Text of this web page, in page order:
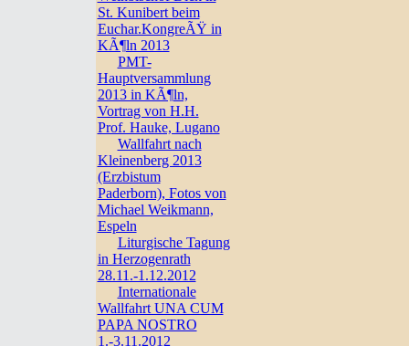
St. Kunibert beim
Euchar.KongreÃŸ in
KÃ¶ln 2013
PMT-
Hauptversammlung
2013 in KÃ¶ln,
Vortrag von H.H.
Prof. Hauke, Lugano
Wallfahrt nach
Kleinenberg 2013
(Erzbistum
Paderborn), Fotos von
Michael Weikmann,
Espeln
Liturgische Tagung
in Herzogenrath
28.11.-1.12.2012
Internationale
Wallfahrt UNA CUM
PAPA NOSTRO
1.-3.11.2012